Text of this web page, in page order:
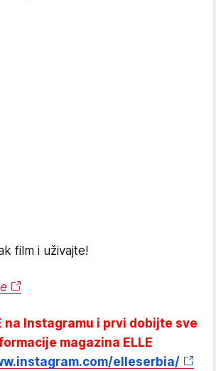
film i uživajte!
na Instagramu i prvi dobijte sve
magazina ELLE
elleserbia/